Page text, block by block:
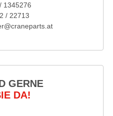
1345276
/ 22713
GERNE
DA!